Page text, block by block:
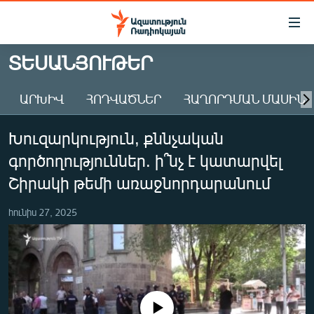
Մատչելիության
Անցնել
հիմնական
Անցնել
հիմնական
մենյուին
Որոնում
ԱԶԱՏՈՒԹՅՈՒՆ TV
ՀԱՅԱՍՏԱՆ
ԸՆՏՐՈՒԹՅՈՒՆՆԵՐ 2026
ԻՐԱՎՈՒՆՔ
ՏՆՏԵՍՈՒԹՅՈՒՆ
ՂԱՐԱԲԱՂ
ՊԱՏԵՐԱԶՄԻ 6 ՇԱԲԱԹՆԵՐԸ
ՏԱՐԱԾԱՇՐՋԱՆ
ՏԵՍԱՆՅՈՒԹԵՐ
ԱՐԽԻՎ ՀՈԴՎԱԾՆԵՐ ՀԱՂՈՐԴՄԱՆ ՄԱՍԻՆ
Խուզարկություն, քննչական
գործողություններ. ի՞նչ է կատարվել
Շիրակի թեմի առաջնորդարանում
հունիս 27, 2025
No media source currently available